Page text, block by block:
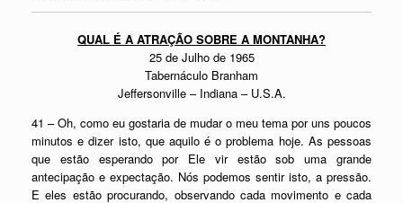
QUAL É A ATRAÇÃO SOBRE A MONTANHA?
25 de Julho de 1965
Tabernáculo Branham
Jeffersonville – Indiana – U.S.A.
41 – Oh, como eu gostaria de mudar o meu tema por uns poucos
minutos e dizer isto, que aquilo é o problema hoje. As pessoas
que estão esperando por Ele vir estão sob uma grande
antecipação e expectação. Nós podemos sentir isto, a pressão.
E eles estão procurando, observando cada movimento e cada